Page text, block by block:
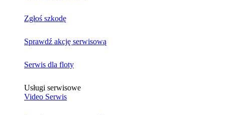
Zgłoś szkodę
Sprawdź akcję serwisową
Serwis dla floty
Usługi serwisowe
Video Serwis